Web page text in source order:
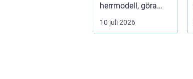
herrmodell, göra
den mindre oc...
10 juli 2026